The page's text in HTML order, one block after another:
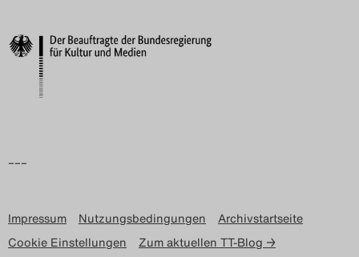
–––
Impressum Nutzungsbedingungen
Archivstartseite
Cookie Einstellungen
Zum aktuellen TT-Blog →